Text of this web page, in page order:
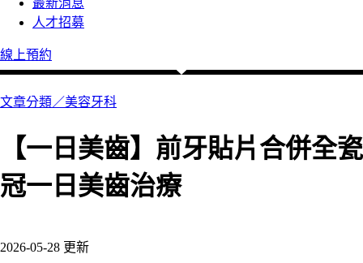
最新消息
人才招募
線上預約
文章分類／美容牙科
【一日美齒】前牙貼片合併全瓷
冠一日美齒治療
2026-05-28 更新